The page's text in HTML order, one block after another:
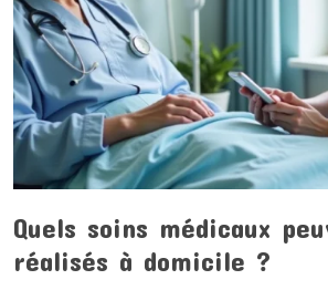
Quels soins médicaux
réalisés à domicile ?